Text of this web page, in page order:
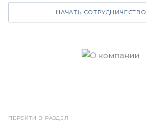
НАЧАТЬ СОТРУДНИЧЕСТВО
ПЕРЕЙТИ В РАЗДЕЛ